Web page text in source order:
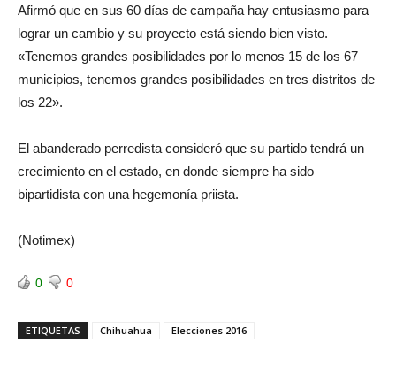
Afirmó que en sus 60 días de campaña hay entusiasmo para
lograr un cambio y su proyecto está siendo bien visto.
«Tenemos grandes posibilidades por lo menos 15 de los 67
municipios, tenemos grandes posibilidades en tres distritos de
los 22».
El abanderado perredista consideró que su partido tendrá un
crecimiento en el estado, en donde siempre ha sido
bipartidista con una hegemonía priista.
(Notimex)
0 0
ETIQUETAS Chihuahua Elecciones 2016